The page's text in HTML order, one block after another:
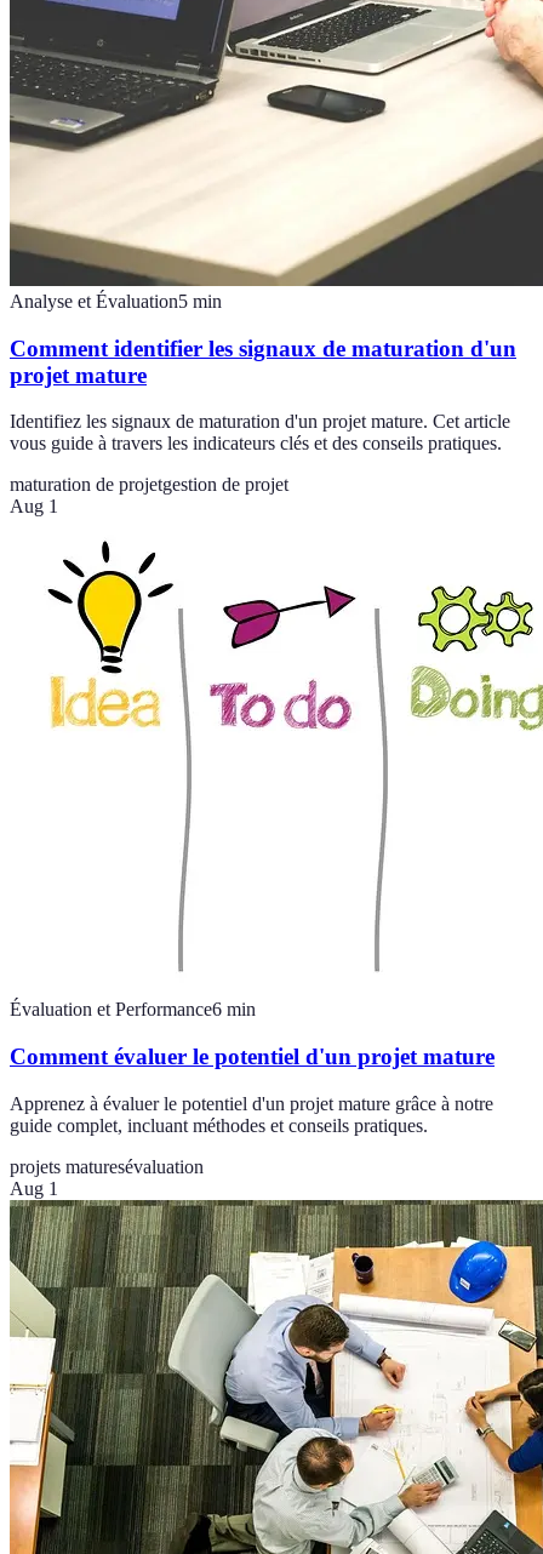
Analyse et Évaluation5 min
Comment identifier les signaux de maturation d'un
projet mature
Identifiez les signaux de maturation d'un projet mature. Cet article
vous guide à travers les indicateurs clés et des conseils pratiques.
maturation de projetgestion de projet
Aug 1
Évaluation et Performance6 min
Comment évaluer le potentiel d'un projet mature
Apprenez à évaluer le potentiel d'un projet mature grâce à notre
guide complet, incluant méthodes et conseils pratiques.
projets maturesévaluation
Aug 1